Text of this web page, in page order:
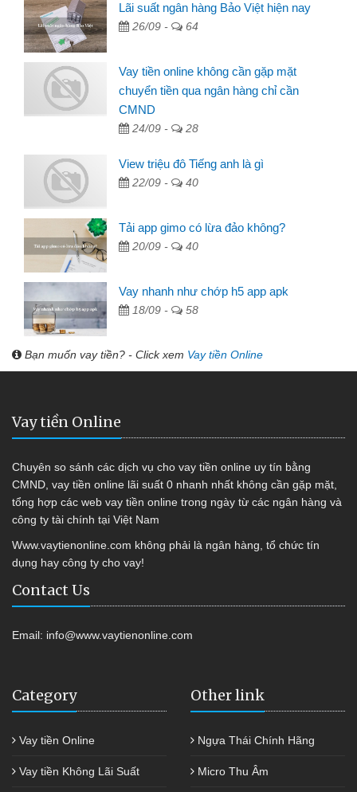
Lãi suất ngân hàng Bảo Việt hiện nay
26/09 - 64
Vay tiền online không cần gặp mặt
chuyển tiền qua ngân hàng chỉ cần
CMND
24/09 - 28
View triệu đô Tiếng anh là gì
22/09 - 40
Tải app gimo có lừa đảo không?
20/09 - 40
Vay nhanh như chớp h5 app apk
18/09 - 58
Bạn muốn vay tiền? - Click xem Vay tiền Online
Vay tiền Online
Chuyên so sánh các dịch vụ cho vay tiền online uy tín bằng
CMND, vay tiền online lãi suất 0 nhanh nhất không cần gặp mặt,
tổng hợp các web vay tiền online trong ngày từ các ngân hàng và
công ty tài chính tại Việt Nam
Www.vaytienonline.com không phải là ngân hàng, tổ chức tín
dụng hay công ty cho vay!
Contact Us
Email: info@www.vaytienonline.com
Category
Vay tiền Online
Vay tiền Không Lãi Suất
Other link
Ngựa Thái Chính Hãng
Micro Thu Âm